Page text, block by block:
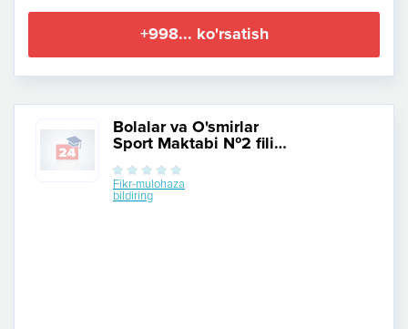
+998... ko'rsatish
Bolalar va O'smirlar
Sport Maktabi №2 filial
Fikr-mulohaza
bildiring